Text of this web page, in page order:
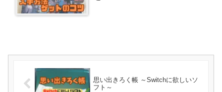
思い出きろく帳 ～Switchに欲しいソ
フト～